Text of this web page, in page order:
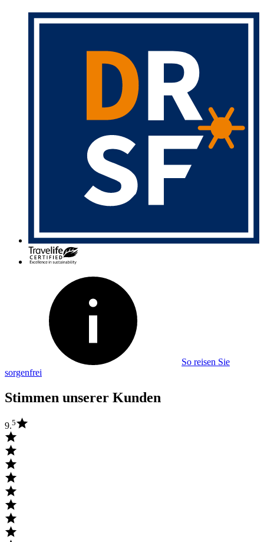
So reisen Sie
sorgenfrei
Stimmen unserer Kunden
9.5